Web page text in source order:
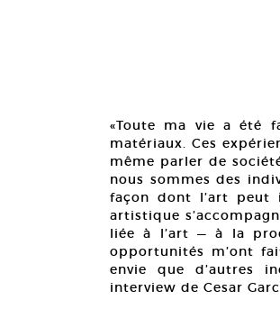
«Toute ma vie a été
matériaux. Ces
même parler de
nous sommes des
façon dont l’art peut
artistique
liée à l’art — à la
opportunités m’ont
envie que d’autres
interview de Cesar